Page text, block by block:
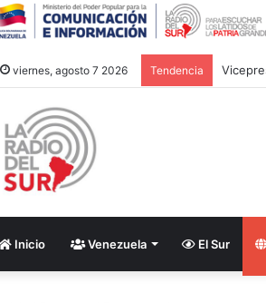
viernes, agosto 7 2026 Tendencia
Inicio Venezuela El Sur